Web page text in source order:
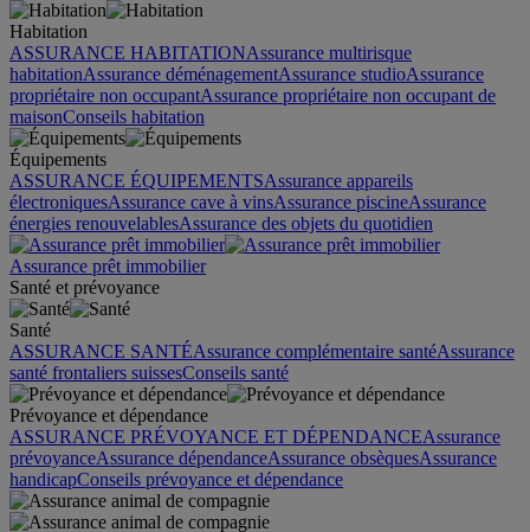
Habitation
ASSURANCE HABITATIONAssurance multirisque
habitationAssurance déménagementAssurance studioAssurance
propriétaire non occupantAssurance propriétaire non occupant de
maisonConseils habitation
Équipements
ASSURANCE ÉQUIPEMENTSAssurance appareils
électroniquesAssurance cave à vinsAssurance piscineAssurance
énergies renouvelablesAssurance des objets du quotidien
Assurance prêt immobilier
Santé et prévoyance
Santé
ASSURANCE SANTÉAssurance complémentaire santéAssurance
santé frontaliers suissesConseils santé
Prévoyance et dépendance
ASSURANCE PRÉVOYANCE ET DÉPENDANCEAssurance
prévoyanceAssurance dépendanceAssurance obsèquesAssurance
handicapConseils prévoyance et dépendance